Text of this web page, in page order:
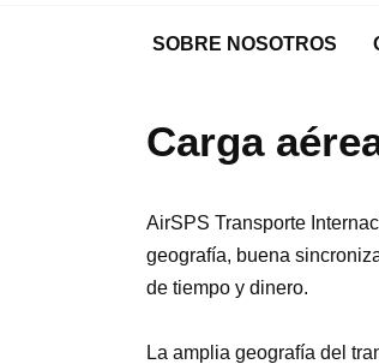
SOBRE NOSOTROS
Carga
AirSPS Transporte
geografía, buena
de tiempo y dinero.
La amplia geografía del